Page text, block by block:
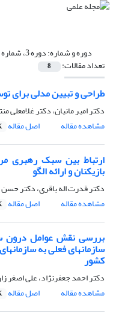
دوره و شماره:دوره 3، شماره 3 - شماره پیاپی 1059، پاییز 1384 (10)
تعداد مقالات: 8
طراحی و تبیین مدلی برای
دکتر امیر مانیان، دکتر
مشاهده مقاله
اصل مقاله
ارتباط بین سبک رهبری
بازیکنان و ارائه الگو
دکتر قدرت اله باقری، دکتر
مشاهده مقاله
اصل مقاله
بررسی نقش عوامل درون
سازمانهای فعلی به
کشور
دکتر احمد جعفرنژاد، علی اصغر
مشاهده مقاله
اصل مقاله